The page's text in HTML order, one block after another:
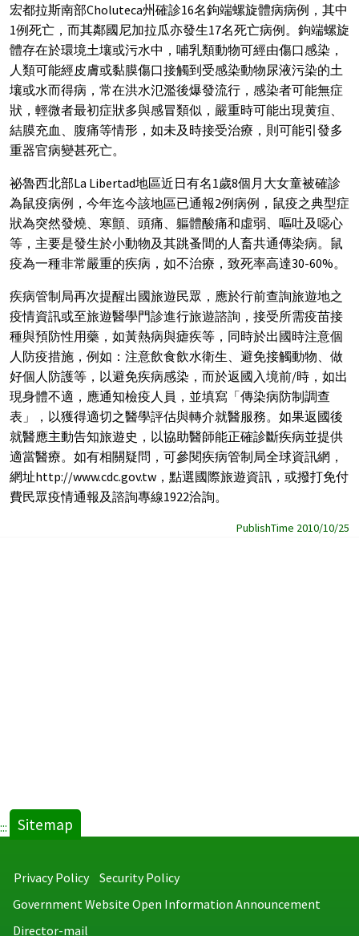
宏都拉斯南部Choluteca州確診16名鉤端螺旋體病病例，其中
1例死亡，而其鄰國尼加拉瓜亦發生17名死亡病例。鉤端螺旋
體存在於環境土壤或污水中，哺乳類動物可經由傷口感染，
人類可能經皮膚或黏膜傷口接觸到受感染動物尿液污染的土
壤或水而得病，常在洪水氾濫後爆發流行，感染者可能無症
狀，輕微者最初症狀多與感冒類似，嚴重時可能出現黄疸、
結膜充血、腹痛等情形，如未及時接受治療，則可能引發多
重器官病變甚死亡。
祕魯西北部La Libertad地區近日有名1歲8個月大女童被確診
為鼠疫病例，今年迄今該地區已通報2例病例，鼠疫之典型症
狀為突然發燒、寒顫、頭痛、軀體酸痛和虛弱、嘔吐及噁心
等，主要是發生於小動物及其跳蚤間的人畜共通傳染病。鼠
疫為一種非常嚴重的疾病，如不治療，致死率高達30-60%。
疾病管制局再次提醒出國旅遊民眾，應於行前查詢旅遊地之
疫情資訊或至旅遊醫學門診進行旅遊諮詢，接受所需疫苗接
種與預防性用藥，如黃熱病與瘧疾等，同時於出國時注意個
人防疫措施，例如：注意飲食飲水衛生、避免接觸動物、做
好個人防護等，以避免疾病感染，而於返國入境前/時，如出
現身體不適，應通知檢疫人員，並填寫「傳染病防制調查
表」，以獲得適切之醫學評估與轉介就醫服務。如果返國後
就醫應主動告知旅遊史，以協助醫師能正確診斷疾病並提供
適當醫療。如有相關疑問，可參閱疾病管制局全球資訊網，
網址http://www.cdc.gov.tw，點選國際旅遊資訊，或撥打免付
費民眾疫情通報及諮詢專線1922洽詢。
PublishTime 2010/10/25
::: Sitemap
Privacy Policy
Security Policy
Government Website Open Information Announcement
Director-mail